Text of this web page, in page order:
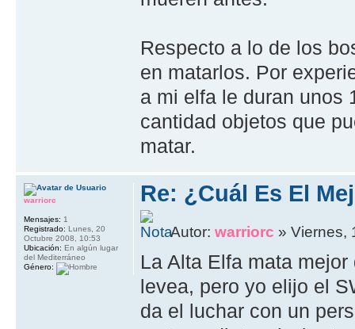
Respecto a lo de los
en matarlos. Por
a mi elfa le duran unos
cantidad objetos que
matar.
Re: ¿Cuál Es El
Autor:warriorc » Viernes,
La Alta Elfa mata
levea, pero yo elijo el
da el luchar con un
warriorc
Mensajes: 1
Registrado: Lunes, 20
Octubre 2008, 10:53
Ubicación: En algún lugar
del Mediterráneo
Género: